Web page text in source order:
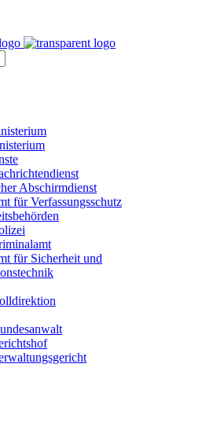
Abschirmdienst
für Verfassungsschutz
für Sicherheit und